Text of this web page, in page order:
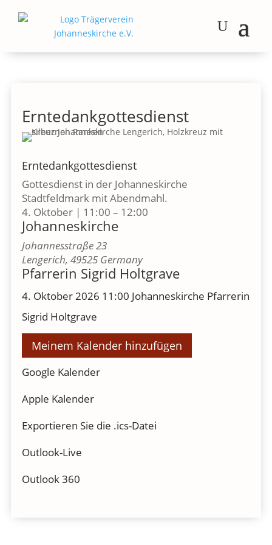
Erntedankgottesdienst
Erntedankgottesdienst
Gottesdienst in der Johanneskirche
Stadtfeldmark mit Abendmahl.
4. Oktober | 11:00 – 12:00
Johanneskirche
Johannesstraße 23
Lengerich, 49525 Germany
Pfarrerin Sigrid Holtgrave
4. Oktober 2026 11:00 Johanneskirche Pfarrerin
Sigrid Holtgrave
Meinem Kalender hinzufügen
Google Kalender
Apple Kalender
Exportieren Sie die .ics-Datei
Outlook-Live
Outlook 360